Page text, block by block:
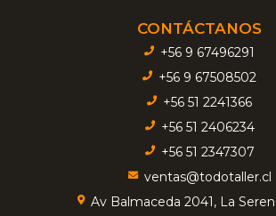
CONTÁCTANOS
+56 9 67496291
+56 9 67508502
+56 51 2241366
+56 51 2406234
+56 51 2347307
ventas@todotaller.cl
Av Balmaceda 2041, La